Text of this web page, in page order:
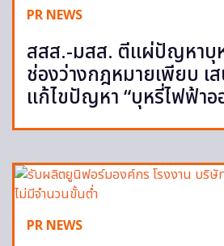
PR NEWS
สสส.-มสส. ตีแผ่ปัญหาบุ
ช่องว่างกฎหมายเพียบ เ
แก้ไขปัญหา “บุหรี่ไฟฟ้าอ
PR NEWS